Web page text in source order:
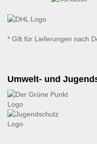
* Gilt für Lieferungen nach
Umwelt- und